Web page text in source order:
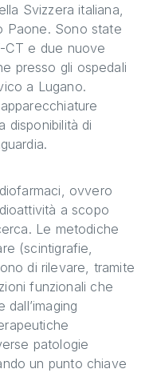
Svizzera italiana,
Paone. Sono state
CT e due nuove
presso gli ospedali
a Lugano.
disponibilità di
ovvero
a scopo
Le metodiche
(scintigrafie,
di rilevare, tramite
funzionali che
patologie
un punto chiave